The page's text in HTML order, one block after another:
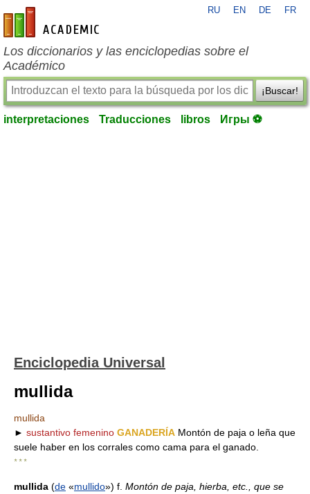
es-academic.com
RU EN DE FR
Los diccionarios y las enciclopedias sobre el
Académico
¡Buscar!
interpretaciones Traducciones libros Игры ⚽
Enciclopedia Universal
mullida
mullida
► sustantivo femenino GANADERÍA Montón de paja o leña que
suele haber en los corrales como cama para el ganado.
* * *
mullida (de «mullido») f. Montón de paja, hierba, etc., que se